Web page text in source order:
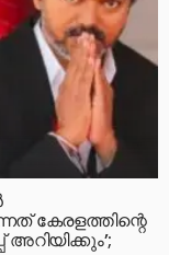
കേരളത്തിന്റെ
അറിയിക്കും’;